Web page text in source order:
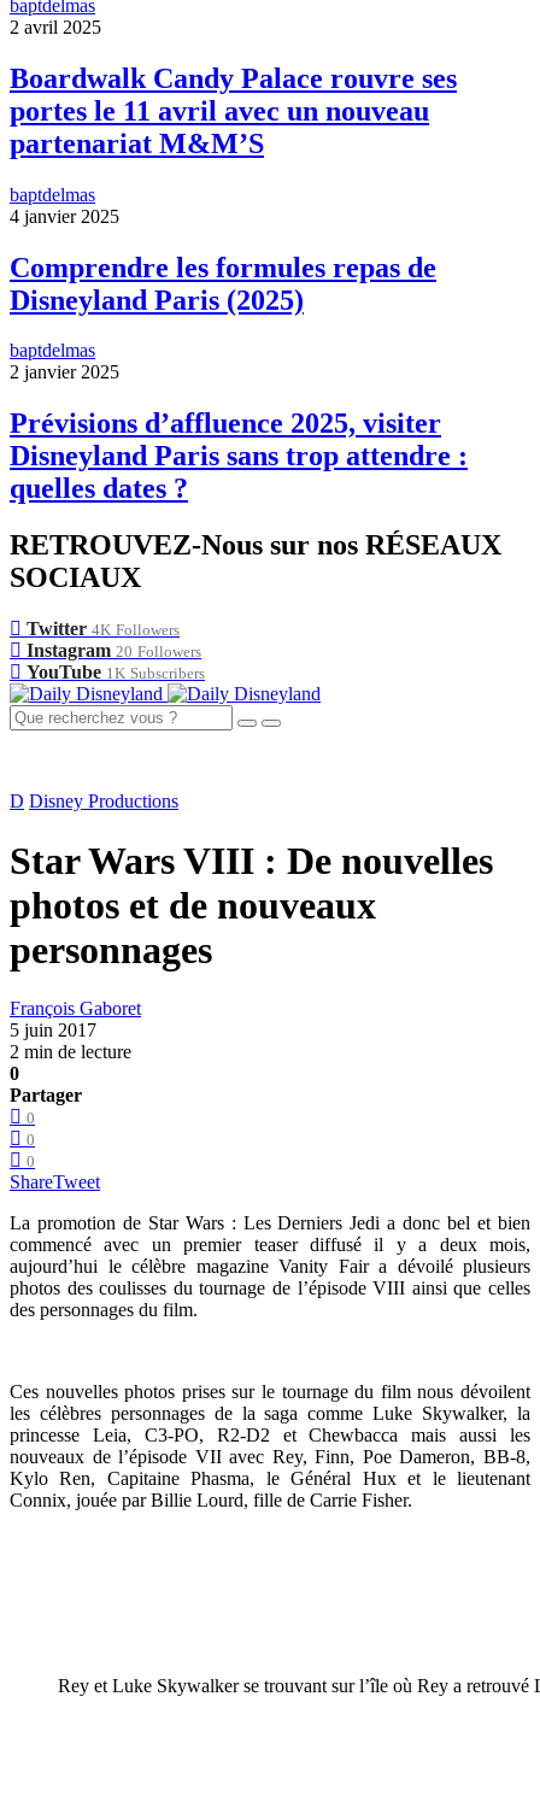
baptdelmas
2 avril 2025
Boardwalk Candy Palace rouvre ses
portes le 11 avril avec un nouveau
partenariat M&M’S
baptdelmas
4 janvier 2025
Comprendre les formules repas de
Disneyland Paris (2025)
baptdelmas
2 janvier 2025
Prévisions d’affluence 2025, visiter
Disneyland Paris sans trop attendre :
quelles dates ?
RETROUVEZ-Nous sur nos RÉSEAUX
SOCIAUX
Twitter 4K Followers
Instagram 20 Followers
YouTube 1K Subscribers
D Disney Productions
Star Wars VIII : De nouvelles
photos et de nouveaux
personnages
François Gaboret
5 juin 2017
2 min de lecture
0
Partager
0
0
0
ShareTweet
La promotion de Star Wars : Les Derniers Jedi a donc bel et bien
commencé avec un premier teaser diffusé il y a deux mois,
aujourd’hui le célèbre magazine Vanity Fair a dévoilé plusieurs
photos des coulisses du tournage de l’épisode VIII ainsi que celles
des personnages du film.
Ces nouvelles photos prises sur le tournage du film nous dévoilent
les célèbres personnages de la saga comme Luke Skywalker, la
princesse Leia, C3-PO, R2-D2 et Chewbacca mais aussi les
nouveaux de l’épisode VII avec Rey, Finn, Poe Dameron, BB-8,
Kylo Ren, Capitaine Phasma, le Général Hux et le lieutenant
Connix, jouée par Billie Lourd, fille de Carrie Fisher.
Rey et Luke Skywalker se trouvant sur l’île où Rey a retrouvé